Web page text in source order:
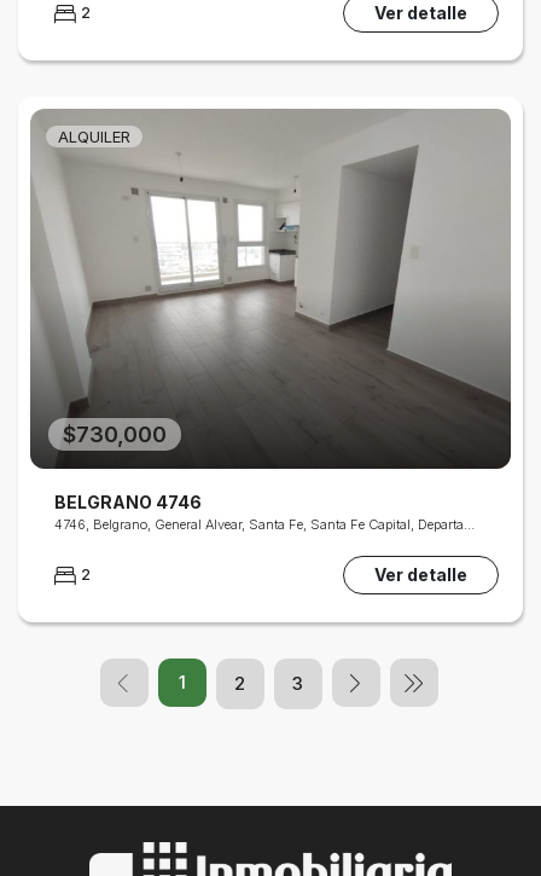
2 Ver detalle
ALQUILER
$730,000
BELGRANO 4746
4746, Belgrano, General Alvear, Santa Fe, Santa Fe Capital, Departamento La Capital, Santa Fe, S3000, Argentina
2 Ver detalle
1 2 3